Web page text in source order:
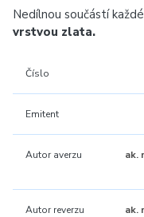
Nedílnou součástí
vrstvou zlata.
Číslo
Emitent
Autor averzu
ak.
Autor reverzu
ak.